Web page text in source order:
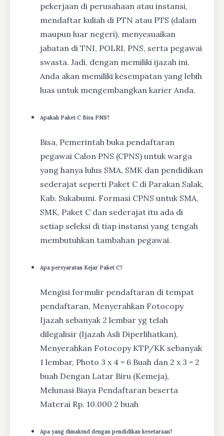
pekerjaan di perusahaan atau instansi,
mendaftar kuliah di PTN atau PTS (dalam
maupun luar negeri), menyesuaikan
jabatan di TNI, POLRI, PNS, serta pegawai
swasta. Jadi, dengan memiliki ijazah ini,
Anda akan memiliki kesempatan yang lebih
luas untuk mengembangkan karier Anda.
Apakah Paket C Bisa PNS?
Bisa, Pemerintah buka pendaftaran
pegawai Calon PNS (CPNS) untuk warga
yang hanya lulus SMA, SMK dan pendidikan
sederajat seperti Paket C di Parakan Salak,
Kab. Sukabumi. Formasi CPNS untuk SMA,
SMK, Paket C dan sederajat itu ada di
setiap seleksi di tiap instansi yang tengah
membutuhkan tambahan pegawai.
Apa persyaratan Kejar Paket C?
Mengisi formulir pendaftaran di tempat
pendaftaran, Menyerahkan Fotocopy
Ijazah sebanyak 2 lembar yg telah
dilegalisir (Ijazah Asli Diperlihatkan),
Menyerahkan Fotocopy KTP/KK sebanyak
1 lembar, Photo 3 x 4 = 6 Buah dan 2 x 3 = 2
buah Dengan Latar Biru (Kemeja),
Melunasi Biaya Pendaftaran beserta
Materai Rp. 10.000 2 buah
Apa yang dimaksud dengan pendidikan kesetaraan?